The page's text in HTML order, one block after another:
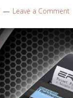
Leave a Comment